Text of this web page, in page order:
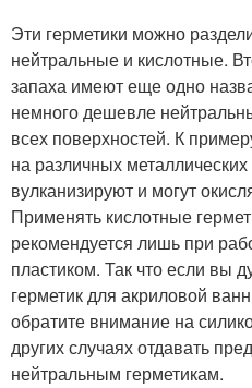
Эти герметики можно
нейтральные и кислотные.
запаха имеют еще одно
немного дешевле
всех поверхностей. К
на различных
вулканизируют и могут
Применять кислотные
рекомендуется лишь при
пластиком. Так что если вы
герметик для акриловой
обратите внимание на
других случаях отдавать
нейтральным герметикам.